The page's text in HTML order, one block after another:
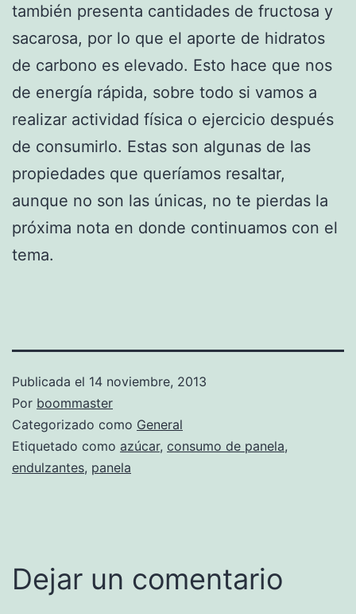
también presenta cantidades de fructosa y
sacarosa, por lo que el aporte de hidratos
de carbono es elevado. Esto hace que nos
de energía rápida, sobre todo si vamos a
realizar actividad física o ejercicio después
de consumirlo. Estas son algunas de las
propiedades que queríamos resaltar,
aunque no son las únicas, no te pierdas la
próxima nota en donde continuamos con el
tema.
Publicada el 14 noviembre, 2013
Por boommaster
Categorizado como General
Etiquetado como azúcar, consumo de panela,
endulzantes, panela
Dejar un comentario